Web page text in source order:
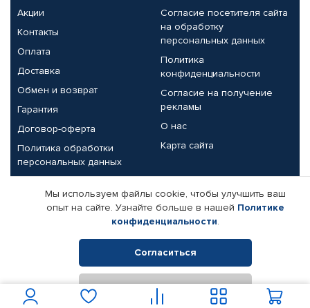
Акции
Контакты
Оплата
Доставка
Обмен и возврат
Гарантия
Договор-оферта
Политика обработки
персональных данных
Согласие посетителя сайта
на обработку
персональных данных
Политика
конфиденциальности
Согласие на получение
рекламы
О нас
Карта сайта
Партнерам
Корпоративным клиентам
Поставщикам
Реквизиты компании
© КАМАЗ ЦЕНТР ДОНЕЦК, 2015-2026. Все права защищены.
Интернет-магазин автомобильных товаров Автопрофи.
Мы используем файлы cookie, чтобы улучшить ваш
опыт на сайте. Узнайте больше в нашей Политике
конфиденциальности.
Согласиться
Отклонить